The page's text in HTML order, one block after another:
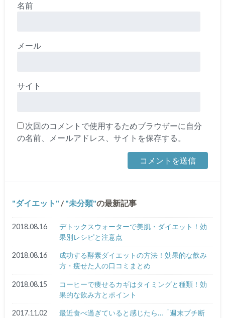
名前
メール
サイト
次回のコメントで使用するためブラウザーに自分
の名前、メールアドレス、サイトを保存する。
ダイエット / 未分類 の最新記事
2018.08.16
デトックスウォーターで美肌・ダイエット！効
果別レシピと注意点
2018.08.16
成功する酵素ダイエットの方法！効果的な飲み
方・痩せた人の口コミまとめ
2018.08.15
コーヒーで痩せるカギはタイミングと種類！効
果的な飲み方とポイント
2017.11.02
最近食べ過ぎていると感じたら…「週末プチ断